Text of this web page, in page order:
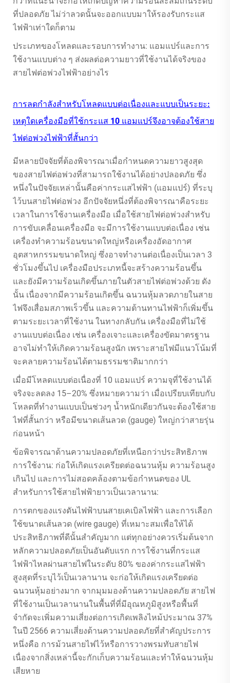
ที่ปลอดภัย ไม่ว่าลวดนั้นจะออกแบบมาให้รองรับกระแส
ไฟฟ้าเท่าใดก็ตาม
ประเภทของโหลดและรอบการทำงาน: แอมแปร์และการ
ใช้งานแบบต่าง ๆ ส่งผลต่อความยาวที่ใช้งานได้จริงของ
สายไฟต่อพ่วงไฟฟ้าอย่างไร
การลดกำลังสำหรับโหลดแบบต่อเนื่องและแบบเป็นระยะ:
เหตุใดเครื่องมือที่ใช้กระแส 10 แอมแปร์จึงอาจต้องใช้สาย
ไฟต่อพ่วงไฟฟ้าที่สั้นกว่า
มีหลายปัจจัยที่ต้องพิจารณาเมื่อกำหนดความยาวสูงสุด
ของสายไฟต่อพ่วงที่สามารถใช้งานได้อย่างปลอดภัย ซึ่ง
หนึ่งในปัจจัยเหล่านั้นคือค่ากระแสไฟฟ้า (แอมแปร์) ที่ระบุ
ไว้บนสายไฟต่อพ่วง อีกปัจจัยหนึ่งที่ต้องพิจารณาคือระยะ
เวลาในการใช้งานเครื่องมือ เมื่อใช้สายไฟต่อพ่วงสำหรับ
การขับเคลื่อนเครื่องมือ จะมีการใช้งานแบบต่อเนื่อง เช่น
เครื่องทำความร้อนขนาดใหญ่หรือเครื่องอัดอากาศ
อุตสาหกรรมขนาดใหญ่ ซึ่งอาจทำงานต่อเนื่องเป็นเวลา 3
ชั่วโมงขึ้นไป เครื่องมือประเภทนี้จะสร้างความร้อนขึ้น
และยังมีความร้อนเกิดขึ้นภายในตัวสายไฟต่อพ่วงด้วย ดัง
นั้น เนื่องจากมีความร้อนเกิดขึ้น ฉนวนหุ้มลวดภายในสาย
ไฟจึงเสื่อมสภาพเร็วขึ้น และความต้านทานไฟฟ้าก็เพิ่มขึ้น
ตามระยะเวลาที่ใช้งาน ในทางกลับกัน เครื่องมือที่ไม่ใช้
งานแบบต่อเนื่อง เช่น เครื่องเจาะและเครื่องขัดมาตรฐาน
อาจไม่ทำให้เกิดความร้อนสูงนัก เพราะสายไฟมีแนวโน้มที่
จะคลายความร้อนได้ตามธรรมชาติมากกว่า
เมื่อมีโหลดแบบต่อเนื่องที่ 10 แอมแปร์ ความจุที่ใช้งานได้
จริงจะลดลง 15–20% ซึ่งหมายความว่า เมื่อเปรียบเทียบกับ
โหลดที่ทำงานแบบเป็นช่วงๆ น้ำหนักเดียวกันจะต้องใช้สาย
ไฟที่สั้นกว่า หรือมีขนาดเส้นลวด (gauge) ใหญ่กว่าสายรุ่น
ก่อนหน้า
ข้อพิจารณาด้านความปลอดภัยที่เหนือกว่าประสิทธิภาพ
การใช้งาน: ก่อให้เกิดแรงเครียดต่อฉนวนหุ้ม ความร้อนสูง
เกินไป และการไม่สอดคล้องตามข้อกำหนดของ UL
สำหรับการใช้สายไฟฟ้ายาวเป็นเวลานาน:
การตกของแรงดันไฟฟ้าบนสายเคเบิลไฟฟ้า และการเลือก
ใช้ขนาดเส้นลวด (wire gauge) ที่เหมาะสมเพื่อให้ได้
ประสิทธิภาพที่ดีนั้นสำคัญมาก แต่ทุกอย่างควรเริ่มต้นจาก
หลักความปลอดภัยเป็นอันดับแรก การใช้งานที่กระแส
ไฟฟ้าไหลผ่านสายไฟในระดับ 80% ของค่ากระแสไฟฟ้า
สูงสุดที่ระบุไว้เป็นเวลานาน จะก่อให้เกิดแรงเครียดต่อ
ฉนวนหุ้มอย่างมาก จากมุมมองด้านความปลอดภัย สายไฟ
ที่ใช้งานเป็นเวลานานในพื้นที่ที่มีอุณหภูมิสูงหรือพื้นที่
จำกัดจะเพิ่มความเสี่ยงต่อการเกิดเพลิงไหม้ประมาณ 37%
ในปี 2566 ความเสี่ยงด้านความปลอดภัยที่สำคัญประการ
หนึ่งคือ การม้วนสายไฟไว้หรือการวางพรมทับสายไฟ
เนื่องจากสิ่งเหล่านี้จะกักเก็บความร้อนและทำให้ฉนวนหุ้ม
เสียหาย